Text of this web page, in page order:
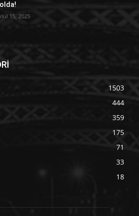
15, 2025
1503
444
359
175
71
33
18